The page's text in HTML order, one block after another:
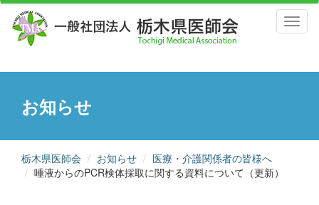
お知らせ
栃木県医師会 お知らせ
医療・介護関係者の皆様へ
唾液からのPCR検体採取に関する資料について（更新）